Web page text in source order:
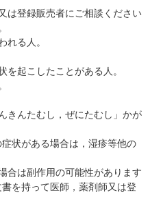
は登録販売者にご相談ください
る人。
起こしたことがある人。
きんたむし，ぜにたむし」かが
状がある場合は，湿疹等他の
合は副作用の可能性があります
を持って医師，薬剤師又は登